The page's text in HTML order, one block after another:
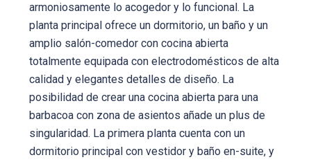
armoniosamente lo acogedor y lo funcional. La
planta principal ofrece un dormitorio, un baño y un
amplio salón-comedor con cocina abierta
totalmente equipada con electrodomésticos de alta
calidad y elegantes detalles de diseño. La
posibilidad de crear una cocina abierta para una
barbacoa con zona de asientos añade un plus de
singularidad. La primera planta cuenta con un
dormitorio principal con vestidor y baño en-suite, y